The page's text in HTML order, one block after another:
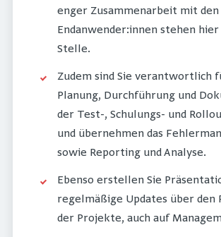
enger Zusammenarbeit mit den
Endanwender:innen stehen
Stelle.
Zudem sind Sie verantwortlich
Planung, Durchführung und
der Test-, Schulungs- und
und übernehmen das
sowie Reporting und Analyse.
Ebenso erstellen Sie
regelmäßige Updates über
der Projekte, auch auf